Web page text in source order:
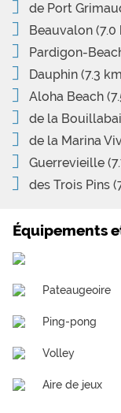
de Port
Beauvalon (7.0
Pardigon-
Dauphin (7.3
Aloha Beach
de la
de la Marina
Guerrevieille
des Trois Pins
Équipements
Pateaugeoire
Ping-pong
Volley
Aire de jeux